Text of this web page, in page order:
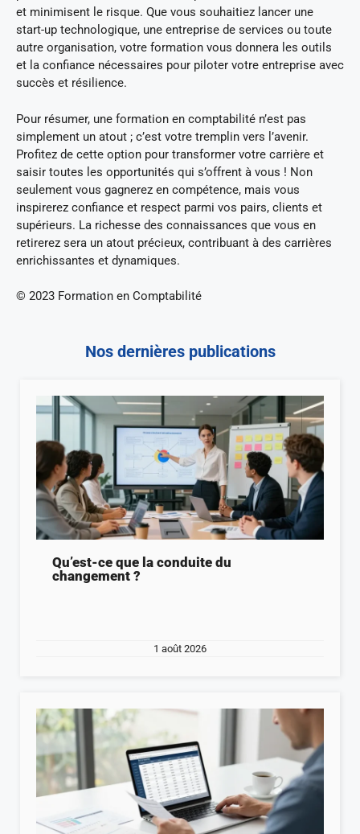
et minimisent le risque. Que vous souhaitiez lancer une
start-up technologique, une entreprise de services ou toute
autre organisation, votre formation vous donnera les outils
et la confiance nécessaires pour piloter votre entreprise avec
succès et résilience.
Pour résumer, une formation en comptabilité n’est pas
simplement un atout ; c’est votre tremplin vers l’avenir.
Profitez de cette option pour transformer votre carrière et
saisir toutes les opportunités qui s’offrent à vous ! Non
seulement vous gagnerez en compétence, mais vous
inspirerez confiance et respect parmi vos pairs, clients et
supérieurs. La richesse des connaissances que vous en
retirerez sera un atout précieux, contribuant à des carrières
enrichissantes et dynamiques.
© 2023 Formation en Comptabilité
Nos dernières publications
Qu’est-ce que la conduite du
changement ?
1 août 2026